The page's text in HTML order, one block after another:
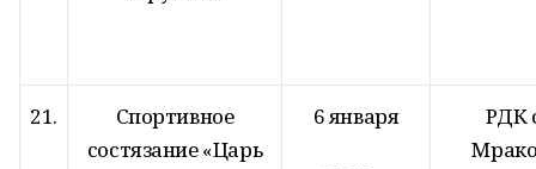
21.
Спортивное
состязание «Царь
6 января
РДК